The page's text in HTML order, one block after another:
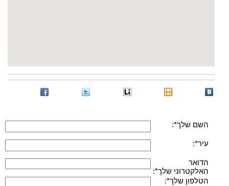
השם שלך*:
עיר*:
הדואר
האלקטרוני שלך*:
הטלפון שלך*: